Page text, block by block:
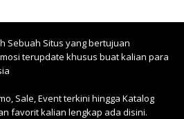
Sebuah Situs yang bertujuan
terupdate khusus buat kalian para
Sale, Event terkini hingga Katalog
favorit kalian lengkap ada disini.